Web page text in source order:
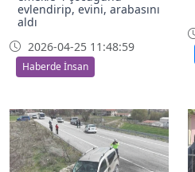
evlendirip, evini, arabasını
aldı
2026-04-25 11:48:59
Haberde İnsan